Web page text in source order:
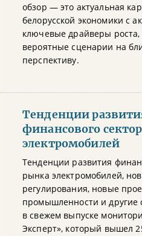
обзор — это актуальная
белорусской экономики с
ключевые драйверы роста,
вероятные сценарии на
перспективу.
Тенденции
финансового
электромобилей
Тенденции развития
рынка электромобилей,
регулирования, новые
промышленности и другие
в свежем выпуске
Эксперт», который вышел